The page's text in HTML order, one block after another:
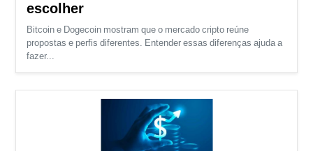
escolher
Bitcoin e Dogecoin mostram que o mercado cripto reúne
propostas e perfis diferentes. Entender essas diferenças ajuda a
fazer...